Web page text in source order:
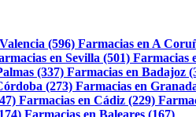
(596) Farmacias en A
en Sevilla (501) Farmacias
(337) Farmacias en Badajoz
(273) Farmacias en
Farmacias en Cádiz (229)